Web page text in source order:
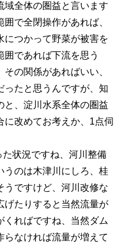
域全体の圏益と言います
で全閉操作があれば、
につかって野菜が被害を
であれば下流を思う
の関係があればいい、
ったと思うんですが、知
と、淀川水系全体の圏益
に改めてお考えか、1点伺
状況ですね、河川整備
うのは木津川にしろ、桂
うですけど、河川改修な
げたりすると当然流量が
くればですね、当然ダム
らなければ流量が増えて